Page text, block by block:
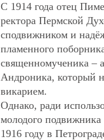
С 1914 года отец
ректора Пермской
сподвижником и
пламенного
священномученика –
Андроника, который
викарием.
Однако, ради
молодого
1916 году в